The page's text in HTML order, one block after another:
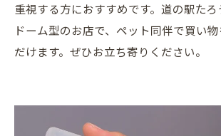
重視する方におすすめです。道の駅た
ドーム型のお店で、ペット同伴で買い
だけます。ぜひお立ち寄りください。